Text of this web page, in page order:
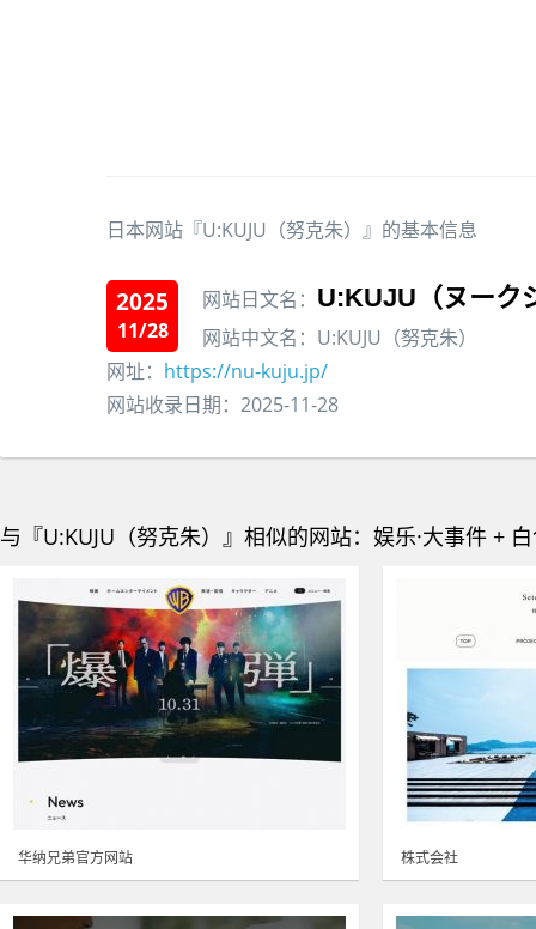
日本网站『U:KUJU（努克朱）』的基本信息
2025
11/28
网站日文名： U:KUJU（ヌーク
网站中文名：U:KUJU（努克朱）
网址： https://nu-kuju.jp/
网站收录日期：2025-11-28
与『U:KUJU（努克朱）』相似的网站：娱乐·大事件 +
华纳兄弟官方网站 株式会社